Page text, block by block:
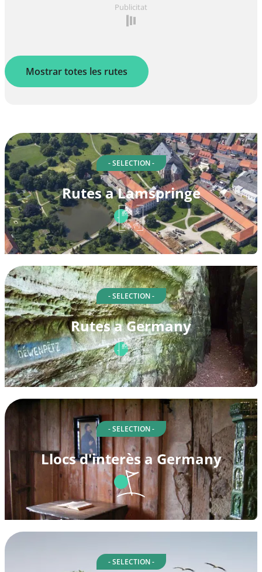
Publicitat
Mostrar totes les rutes
- SELECTION -
Rutes a Lamspringe
- SELECTION -
Rutes a Germany
- SELECTION -
Llocs d'interès a Germany
- SELECTION -